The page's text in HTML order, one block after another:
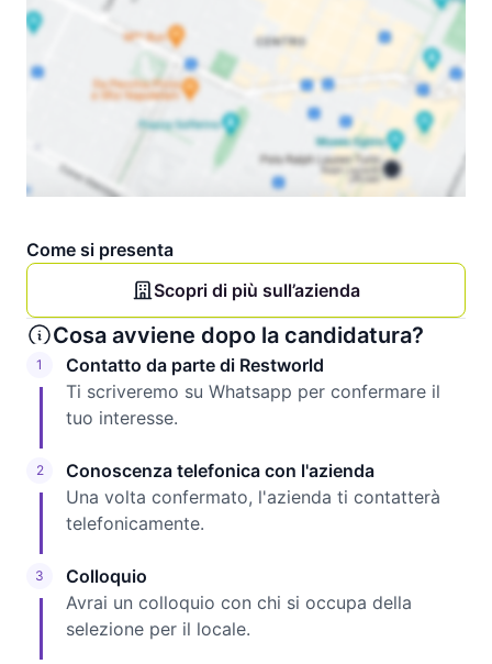
Come si presenta
Scopri di più sull’azienda
Cosa avviene dopo la candidatura?
1
Contatto da parte di Restworld
Ti scriveremo su Whatsapp per confermare il
tuo interesse.
2
Conoscenza telefonica con l'azienda
Una volta confermato, l'azienda ti contatterà
telefonicamente.
3
Colloquio
Avrai un colloquio con chi si occupa della
selezione per il locale.